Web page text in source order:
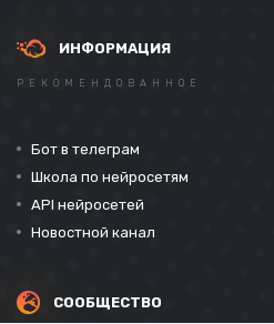
ИНФОРМАЦИЯ
РЕКОМЕНДОВАННОЕ
Бот в телеграм
Школа по нейросетям
API нейросетей
Новостной канал
СООБЩЕСТВО